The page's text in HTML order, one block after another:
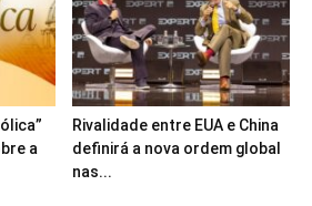
a
Rivalidade entre EUA e China
definirá a nova ordem global
nas...